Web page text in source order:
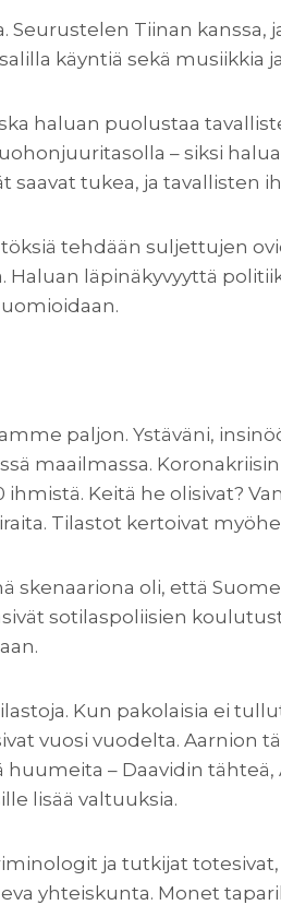
Seurustelen Tiinan kanssa,
käyntiä sekä musiikkia
haluan puolustaa
– siksi
saavat tukea, ja tavallisten
tehdään suljettujen
Haluan läpinäkyvyyttä
paljon. Ystäväni,
maailmassa.
Keitä he olisivat?
Tilastot kertoivat
skenaariona oli, että
sotilaspoliisien
Kun pakolaisia ei
vuosi vuodelta. Aarnion
– Daavidin
lisää valtuuksia.
ja tutkijat
yhteiskunta. Monet